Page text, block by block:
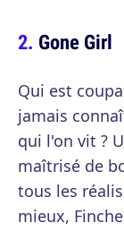
Gone Girl
Qui est
jamais
qui l'on vit ?
maîtrisé de
tous les
mieux,